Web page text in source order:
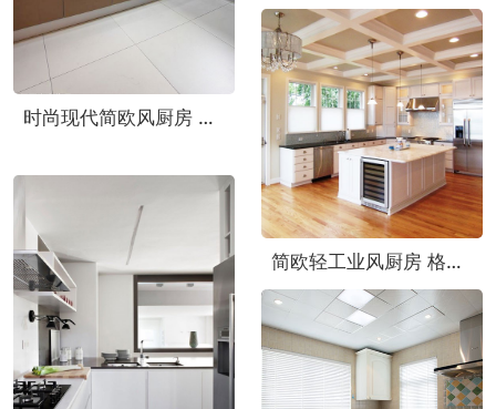
时尚现代简欧风厨房 灰色集成吊顶设计图
简欧轻工业风厨房 格子吊顶效果图